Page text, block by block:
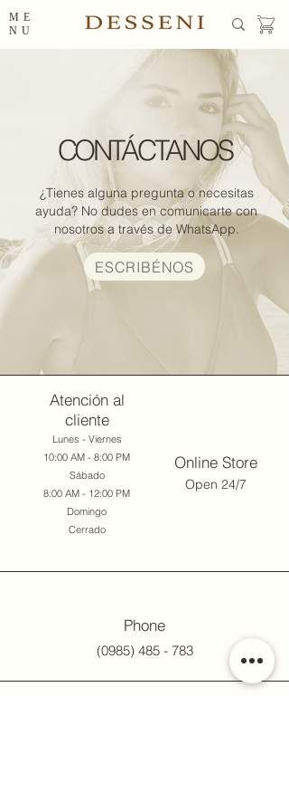
ME
NU
CONTÁCTANOS
¿Tienes alguna pregunta o necesitas
ayuda? No dudes en comunicarte con
nosotros a través de WhatsApp.
ESCRIBÉNOS
Atención al
cliente
Lunes - Viernes
10:00 AM - 8:00 PM
Sábado
8:00 AM - 12:00 PM
Domingo
Cerrado
Online Store
Open 24/7
Phone
(0985) 485 - 783